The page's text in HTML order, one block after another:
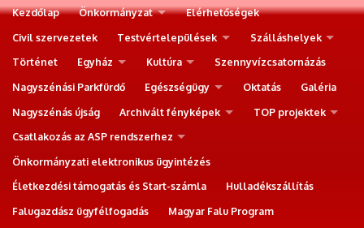
Kezdőlap Önkormányzat
Elérhetőségek
Civil szervezetek
Testvértelepülések
Szálláshelyek
Történet
Egyház Kultúra
Szennyvízcsatornázás
Nagyszénási Parkfürdő
Egészségügy Oktatás
Galéria
Nagyszénás újság
Archivált fényképek
TOP projektek
Csatlakozás az ASP rendszerhez
Önkormányzati elektronikus ügyintézés
Életkezdési támogatás és Start-számla
Hulladékszállítás
Falugazdász ügyfélfogadás
Magyar Falu Program